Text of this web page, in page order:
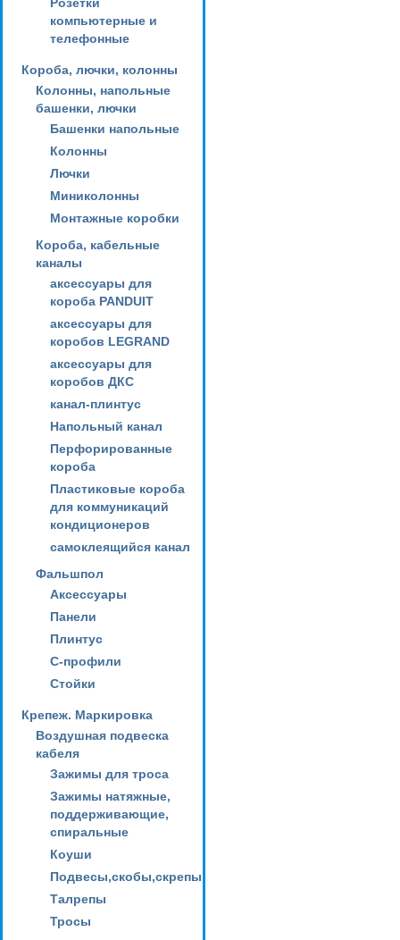
компьютерные и
телефонные
Короба, лючки, колонны
Колонны, напольные
башенки, лючки
Башенки напольные
Колонны
Лючки
Миниколонны
Монтажные коробки
Короба, кабельные
каналы
аксессуары для
короба PANDUIT
аксессуары для
коробов LEGRAND
аксессуары для
коробов ДКС
канал-плинтус
Напольный канал
Перфорированные
короба
Пластиковые короба
для коммуникаций
кондиционеров
самоклеящийся канал
Фальшпол
Аксессуары
Панели
Плинтус
С-профили
Стойки
Крепеж. Маркировка
Воздушная подвеска
кабеля
Зажимы для троса
Зажимы натяжные,
поддерживающие,
спиральные
Коуши
Подвесы,скобы,скрепы
Талрепы
Тросы